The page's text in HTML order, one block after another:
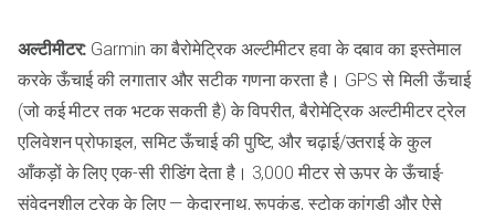
अल्टीमीटर: Garmin का बैरोमेट्रिक अल्टीमीटर हवा के दबाव का इस्तेमाल
करके ऊँचाई की लगातार और सटीक गणना करता है। GPS से मिली ऊँचाई
(जो कई मीटर तक भटक सकती है) के विपरीत, बैरोमेट्रिक अल्टीमीटर ट्रेल
एलिवेशन प्रोफाइल, समिट ऊँचाई की पुष्टि, और चढ़ाई/उतराई के कुल
आँकड़ों के लिए एक-सी रीडिंग देता है। 3,000 मीटर से ऊपर के ऊँचाई-
संवेदनशील ट्रेक के लिए — केदारनाथ, रूपकुंड, स्टोक कांगड़ी और ऐसे